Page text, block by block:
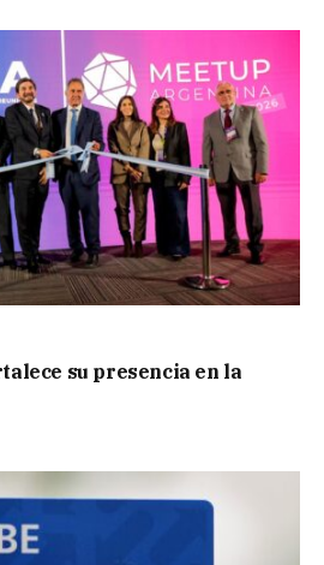
su presencia en la